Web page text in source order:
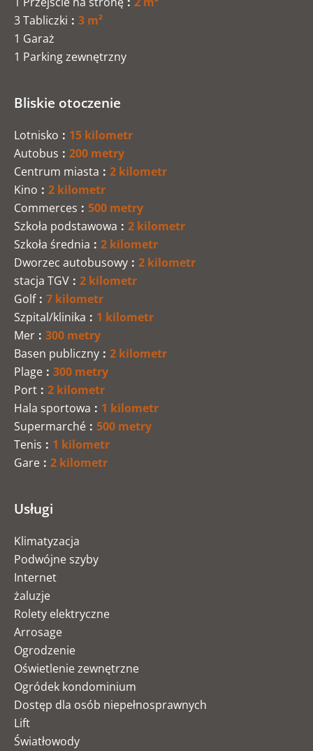
3 Tabliczki
3 m²
1 Garaż
1 Parking zewnętrzny
Bliskie otoczenie
Lotnisko
15 kilometr
Autobus
200 metry
Centrum miasta
2 kilometr
Kino
2 kilometr
Commerces
500 metry
Szkoła podstawowa
2 kilometr
Szkoła średnia
2 kilometr
Dworzec autobusowy
2 kilometr
stacja TGV
2 kilometr
Golf
7 kilometr
Szpital/klinika
1 kilometr
Mer
300 metry
Basen publiczny
2 kilometr
Plage
300 metry
Port
2 kilometr
Hala sportowa
1 kilometr
Supermarché
500 metry
Tenis
1 kilometr
Gare
2 kilometr
Usługi
Klimatyzacja
Podwójne szyby
Internet
żaluzje
Rolety elektryczne
Arrosage
Ogrodzenie
Oświetlenie zewnętrzne
Ogródek kondominium
Dostęp dla osób niepełnosprawnych
Lift
Światłowody